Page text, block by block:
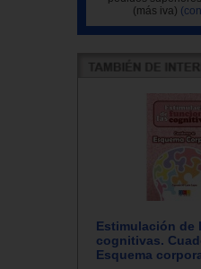
(más iva)
Estimulación de
cognitivas.
Esquema